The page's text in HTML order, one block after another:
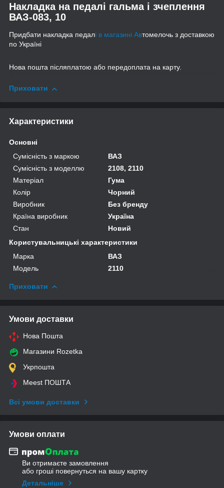
Накладка на педалі гальма і зчеплення
ВАЗ-083, 10
Придбати накладка педалі в магазині Автомелочь з доставкою
по Україні
Нова пошта післяплатою або передоплата на карту.
Приховати
Характеристики
Основні
Сумісність з маркою
ВАЗ
Сумісність з моделлю
2108, 2110
Матеріал
Гума
Колір
Чорний
Виробник
Без бренду
Країна виробник
Україна
Стан
Новий
Користувальницькі характеристики
Марка
ВАЗ
Модель
2110
Приховати
Умови доставки
Нова Пошта
Магазини Rozetka
Укрпошта
Meest ПОШТА
Всі умови доставки
Умови оплати
Ви отримаєте замовлення
або гроші повернуться на вашу картку
Детальніше